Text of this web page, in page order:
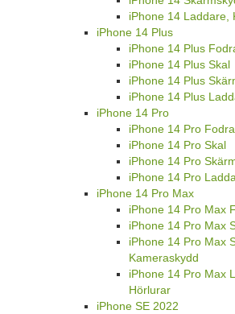
iPhone 14 Laddare,
iPhone 14 Plus
iPhone 14 Plus
iPhone 14 Plus Skal
iPhone 14 Plus
iPhone 14 Plus
iPhone 14 Pro
iPhone 14 Pro
iPhone 14 Pro Skal
iPhone 14 Pro
iPhone 14 Pro
iPhone 14 Pro Max
iPhone 14 Pro Max
iPhone 14 Pro Max
iPhone 14 Pro Max
Kameraskydd
iPhone 14 Pro Max
Hörlurar
iPhone SE 2022